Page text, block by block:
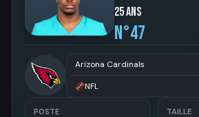
25 ans
N°47
Arizona Cardinals
NFL
POSTE TAILLE